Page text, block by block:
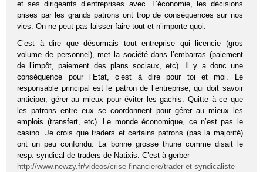
et ses dirigeants d’entreprises avec. L’économie, les décisions
prises par les grands patrons ont trop de conséquences sur nos
vies. On ne peut pas laisser faire tout et n’importe quoi.
C’est à dire que désormais tout entreprise qui licencie (gros
volume de personnel), met la société dans l’embarras (paiement
de l’impôt, paiement des plans sociaux, etc). Il y a donc une
conséquence pour l’Etat, c’est à dire pour toi et moi. Le
responsable principal est le patron de l’entreprise, qui doit savoir
anticiper, gérer au mieux pour éviter les gachis. Quitte à ce que
les patrons entre eux se coordonnent pour gérer au mieux les
emplois (transfert, etc). Le monde économique, ce n’est pas le
casino. Je crois que traders et certains patrons (pas la majorité)
ont un peu confondu. La bonne grosse thune comme disait le
resp. syndical de traders de Natixis. C’est à gerber
http://www.newzy.fr/videos/crise-financiere/trader-et-syndicaliste-